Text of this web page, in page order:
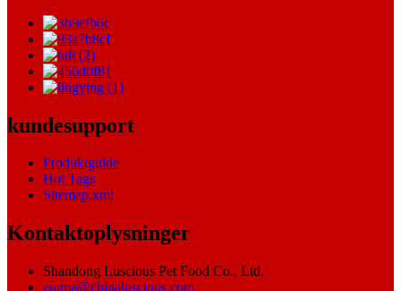
kundesupport
Produktguide
Hot Tags
Sitemap.xml
Kontaktoplysninger
Shandong Luscious Pet Food Co., Ltd.
emma@chinaluscious.com